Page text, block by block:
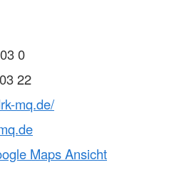
0
22
mq.de/
Maps Ansicht